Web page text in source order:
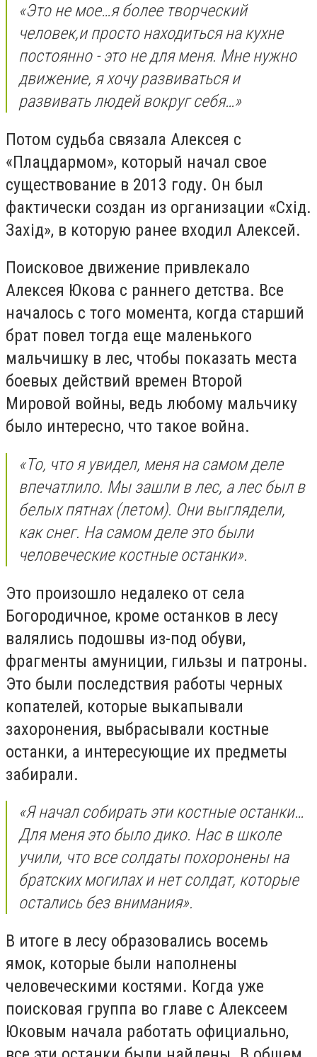
«Это не мое…я более творческий
человек,и просто находиться на кухне
постоянно - это не для меня. Мне нужно
движение, я хочу развиваться и
развивать людей вокруг себя…»
Потом судьба связала Алексея с
«Плацдармом», который начал свое
существование в 2013 году. Он был
фактически создан из организации «Схід.
Захід», в которую ранее входил Алексей.
Поисковое движение привлекало
Алексея Юкова с раннего детства. Все
началось с того момента, когда старший
брат повел тогда еще маленького
мальчишку в лес, чтобы показать места
боевых действий времен Второй
Мировой войны, ведь любому мальчику
было интересно, что такое война.
«То, что я увидел, меня на самом деле
впечатлило. Мы зашли в лес, а лес был в
белых пятнах (летом). Они выглядели,
как снег. На самом деле это были
человеческие костные останки».
Это произошло недалеко от села
Богородичное, кроме останков в лесу
валялись подошвы из-под обуви,
фрагменты амуниции, гильзы и патроны.
Это были последствия работы черных
копателей, которые выкапывали
захоронения, выбрасывали костные
останки, а интересующие их предметы
забирали.
«Я начал собирать эти костные останки…
Для меня это было дико. Нас в школе
учили, что все солдаты похоронены на
братских могилах и нет солдат, которые
остались без внимания».
В итоге в лесу образовались восемь
ямок, которые были наполнены
человеческими костями. Когда уже
поисковая группа во главе с Алексеем
Юковым начала работать официально,